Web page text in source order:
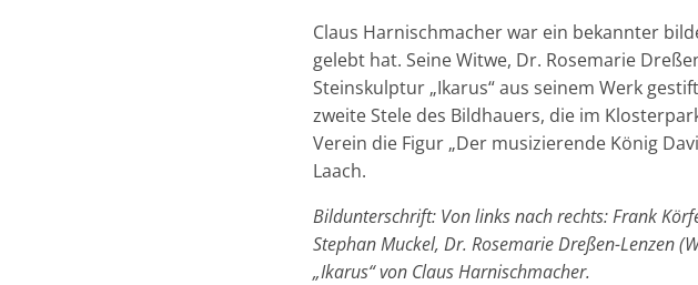
Claus Harnischmacher war ein bekannter
gelebt hat. Seine Witwe, Dr. Rosemarie
Steinskulptur „Ikarus“ aus seinem Werk
zweite Stele des Bildhauers, die im
Verein die Figur „Der musizierende König
Laach.
Bildunterschrift: Von links nach rechts: Frank
Stephan Muckel, Dr. Rosemarie Dreßen-Lenzen
„Ikarus“ von Claus Harnischmacher.